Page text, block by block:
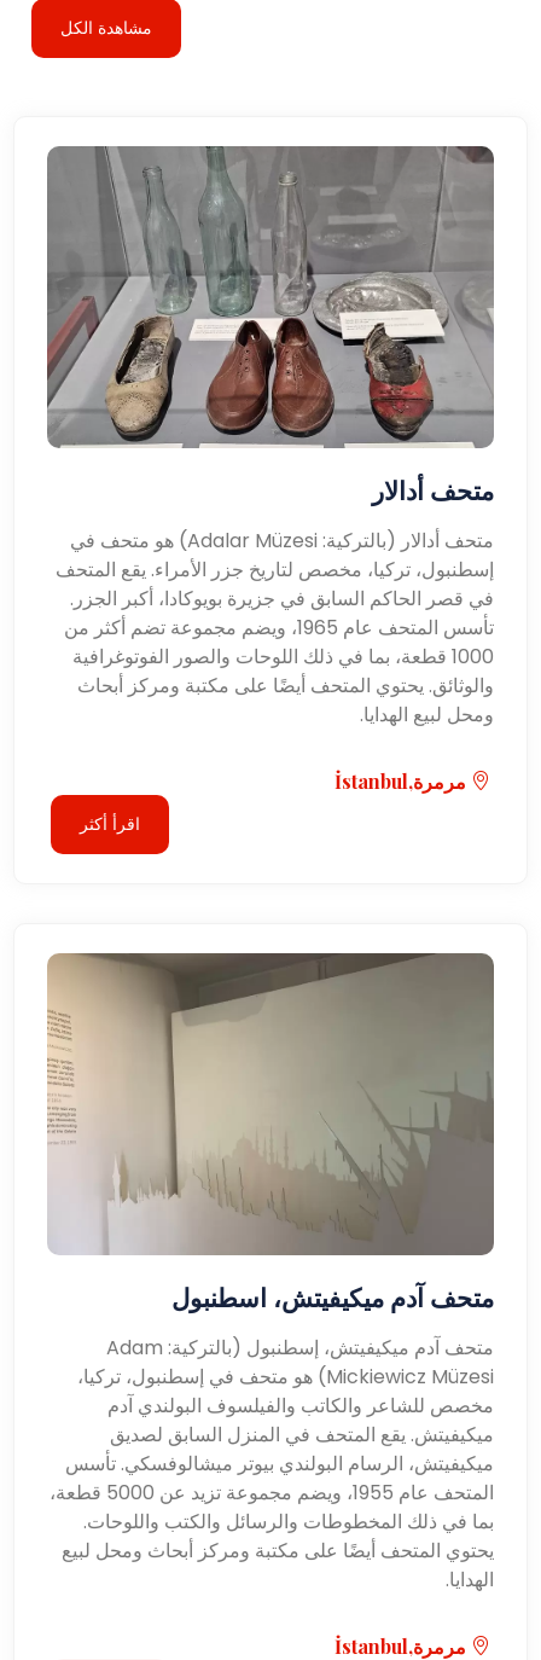
مشاهدة الكل
متحف أدالار
متحف أدالار (بالتركية: Adalar Müzesi) هو متحف في
إسطنبول، تركيا، مخصص لتاريخ جزر الأمراء. يقع المتحف
في قصر الحاكم السابق في جزيرة بويوكادا، أكبر الجزر.
تأسس المتحف عام 1965، ويضم مجموعة تضم أكثر من
1000 قطعة، بما في ذلك اللوحات والصور الفوتوغرافية
والوثائق. يحتوي المتحف أيضًا على مكتبة ومركز أبحاث
ومحل لبيع الهدايا.
مرمرة,İstanbul
اقرأ أكثر
متحف آدم ميكيفيتش، اسطنبول
متحف آدم ميكيفيتش، إسطنبول (بالتركية: Adam
Mickiewicz Müzesi) هو متحف في إسطنبول، تركيا،
مخصص للشاعر والكاتب والفيلسوف البولندي آدم
ميكيفيتش. يقع المتحف في المنزل السابق لصديق
ميكيفيتش، الرسام البولندي بيوتر ميشالوفسكي. تأسس
المتحف عام 1955، ويضم مجموعة تزيد عن 5000 قطعة،
بما في ذلك المخطوطات والرسائل والكتب واللوحات.
يحتوي المتحف أيضًا على مكتبة ومركز أبحاث ومحل لبيع
الهدايا.
مرمرة,İstanbul